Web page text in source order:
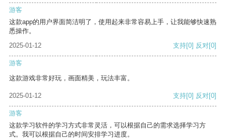
游客
这款app的用户界面简洁明了，使用起来非常容易上手，让我能够快速熟
悉操作。
2025-01-12
支持[0] 反对[0]
游客
这款游戏非常好玩，画面精美，玩法丰富。
2025-01-12 支持[0] 反对[0]
游客
这款学习软件的学习方式非常灵活，可以根据自己的需求选择学习方
式。我可以根据自己的时间安排学习进度。